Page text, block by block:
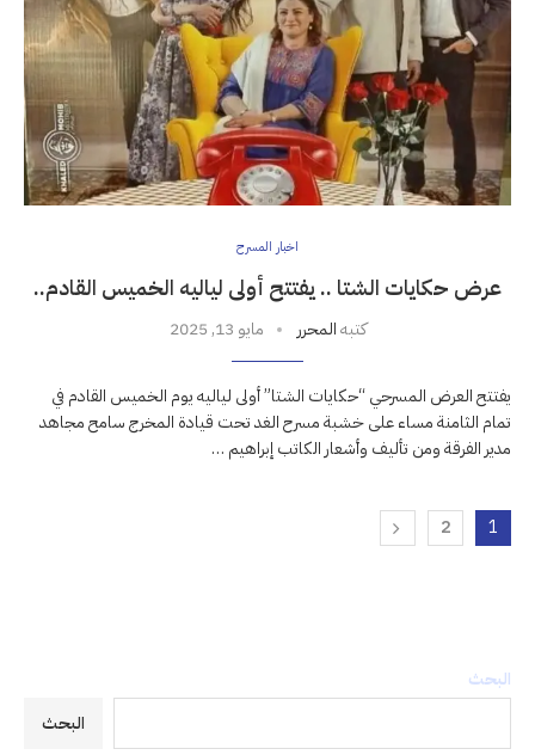
اخبار المسرح
عرض حكايات الشتا .. يفتتح أولى لياليه الخميس القادم..
كتبهالمحرر مايو 13, 2025
يفتتح العرض المسرحي “حكايات الشتا” أولى لياليه يوم الخميس القادم في
تمام الثامنة مساء على خشبة مسرح الغد تحت قيادة المخرج سامح مجاهد
مدير الفرقة ومن تأليف وأشعار الكاتب إبراهيم …
1
2
البحث
البحث